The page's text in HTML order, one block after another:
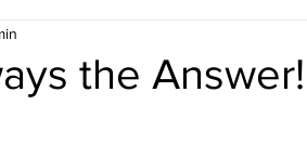
the